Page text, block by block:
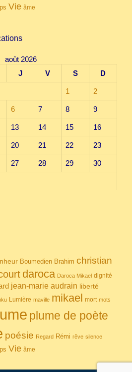
Vie âme
août 2026
J V S D
1 2
6 7 8 9
13 14 15 16
20 21 22 23
27 28 29 30
Boumedien Brahim christian
daroca Daroca Mikael dignité
jean-marie audrain liberté
Lumière maville mikael mort mots
plume de poète
poésie Regard Rémi rêve silence
Vie âme